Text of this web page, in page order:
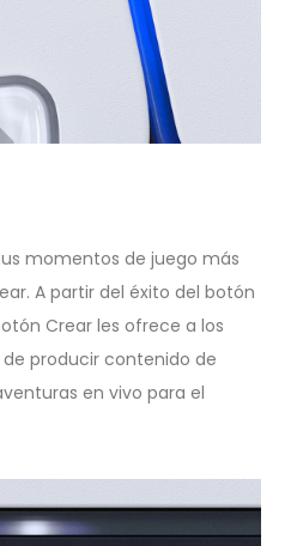
momentos de juego más
A partir del éxito del botón
Crear les ofrece a los
producir contenido de
en vivo para el